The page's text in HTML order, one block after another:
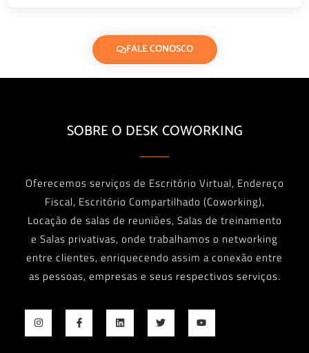
FALE CONOSCO
SOBRE O DESK COWORKING
Oferecemos serviços de Escritório Virtual, Endereço
Fiscal, Escritório Compartilhado (Coworking),
Locação de salas de reuniões, Salas de treinamento
e Salas privativas, onde trabalhamos o networking
entre clientes, enriquecendo assim a conexão entre
as pessoas, empresas e seus respectivos serviços.